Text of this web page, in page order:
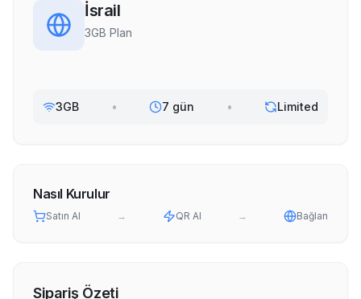
İsrail
3GB Plan
3GB • 7 gün • Limited
Nasıl Kurulur
Satın Al → QR Al → Bağlan
Sipariş Özeti